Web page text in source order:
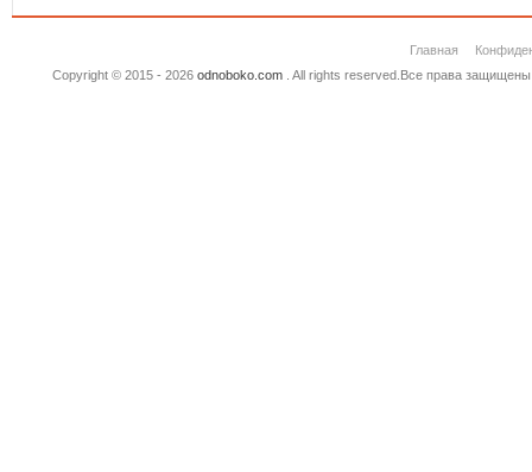
Главная
Copyright © 2015 - 2026 odnoboko.com. All rights reserved.Все права защищены.